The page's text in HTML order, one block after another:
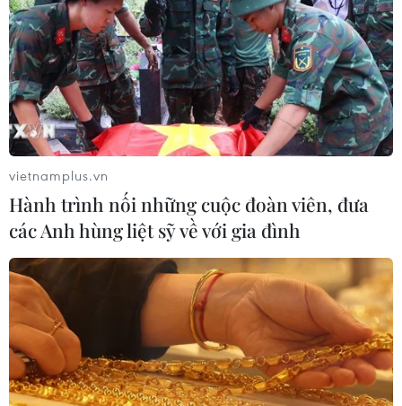
vietnamplus.vn
Hành trình nối những cuộc đoàn viên, đưa
các Anh hùng liệt sỹ về với gia đình